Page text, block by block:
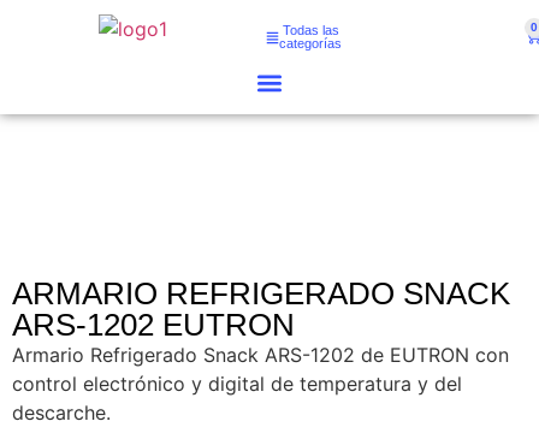
Todas las
categorías
0
ARMARIO REFRIGERADO SNACK
ARS-1202 EUTRON
Armario Refrigerado Snack ARS-1202 de EUTRON con
control electrónico y digital de temperatura y del
descarche.